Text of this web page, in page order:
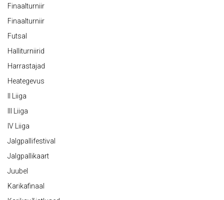
Finaalturniir
Finaalturniir
Futsal
Halliturniirid
Harrastajad
Heategevus
II Liiga
III Liiga
IV Liiga
Jalgpallifestival
Jalgpallikaart
Juubel
Karikafinaal